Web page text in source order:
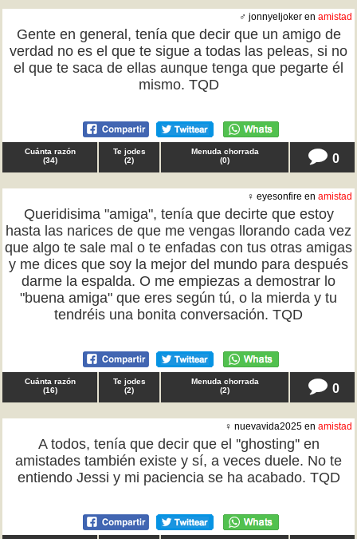
♂ jonnyeljoker en amistad
Gente en general, tenía que decir que un amigo de
verdad no es el que te sigue a todas las peleas, si no
el que te saca de ellas aunque tenga que pegarte él
mismo. TQD
Cuánta razón
(34)
Te jodes
(2)
Menuda chorrada
(0) 0
♀ eyesonfire en amistad
Queridisima "amiga", tenía que decirte que estoy
hasta las narices de que me vengas llorando cada vez
que algo te sale mal o te enfadas con tus otras amigas
y me dices que soy la mejor del mundo para después
darme la espalda. O me empiezas a demostrar lo
"buena amiga" que eres según tú, o la mierda y tu
tendréis una bonita conversación. TQD
Cuánta razón
(16)
Te jodes
(2)
Menuda chorrada
(2) 0
♀ nuevavida2025 en amistad
A todos, tenía que decir que el ''ghosting'' en
amistades también existe y sí, a veces duele. No te
entiendo Jessi y mi paciencia se ha acabado. TQD